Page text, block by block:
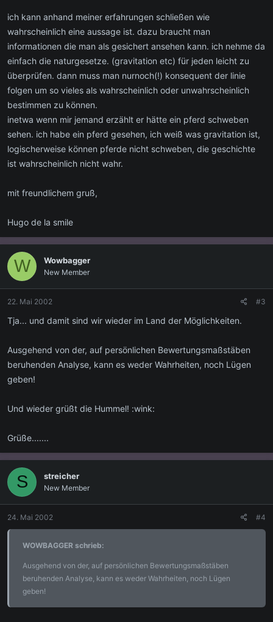
ich kann anhand meiner erfahrungen schließen wie
wahrscheinlich eine aussage ist. dazu braucht man
informationen die man als gesichert ansehen kann. ich nehme da
einfach die naturgesetze. (gravitation etc) für jeden leicht zu
überprüfen. dann muss man nurnoch(!) konsequent der linie
folgen um so vieles als wahrscheinlich oder unwahrscheinlich
bestimmen zu können.
inetwa wenn mir jemand erzählt er hätte ein pferd schweben
sehen. ich habe ein pferd gesehen, ich weiß was gravitation ist,
logischerweise können pferde nicht schweben, die geschichte
ist wahrscheinlich nicht wahr.
mit freundlichem gruß,
Hugo de la smile
W Wowbagger
New Member
22. Mai 2002 #3
Tja... und damit sind wir wieder im Land der Möglichkeiten.
Ausgehend von der, auf persönlichen Bewertungsmaßstäben
beruhenden Analyse, kann es weder Wahrheiten, noch Lügen
geben!
Und wieder grüßt die Hummel! :wink:
Grüße.......
S streicher
New Member
24. Mai 2002 #4
WOWBAGGER schrieb:
Ausgehend von der, auf persönlichen Bewertungsmaßstäben
beruhenden Analyse, kann es weder Wahrheiten, noch Lügen
geben!